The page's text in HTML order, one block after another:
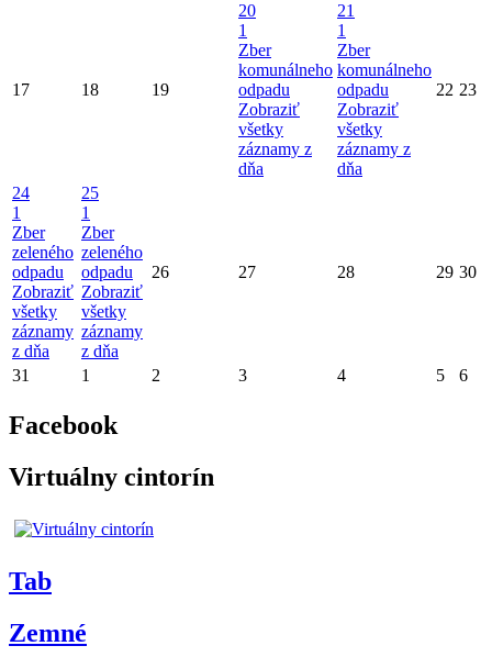
17 18 19
20
1
Zber
komunálneho
odpadu
Zobraziť
všetky
záznamy z
dňa
21
1
Zber
komunálneho
odpadu
Zobraziť
všetky
záznamy z
dňa
22 23
24
1
Zber
zeleného
odpadu
Zobraziť
všetky
záznamy
z dňa
25
1
Zber
zeleného
odpadu
Zobraziť
všetky
záznamy
z dňa
26 27 28 29 30
31 1 2 3 4 5 6
Facebook
Virtuálny cintorín
Tab
Zemné